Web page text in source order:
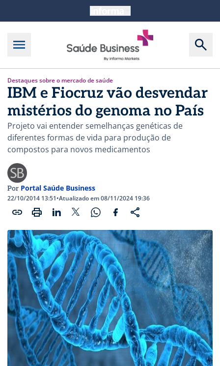
Destaques sobre o mercado de saúde
IBM e Fiocruz vão desvendar
mistérios do genoma no País
Projeto vai entender semelhanças genéticas de
diferentes formas de vida para produção de
compostos para novos medicamentos
Por Portal Saúde Business
22/10/2014 13:51•Atualizado em 08/11/2024 19:36